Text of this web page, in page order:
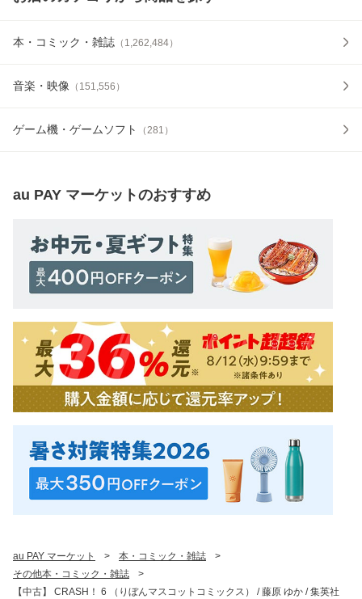
本・コミック・雑誌 （ 1,262,484）
音楽・映像 （ 151,556 ）
ゲーム機・ゲームソフト （281 ）
au PAY マーケットのおすすめ
au PAY マーケット > 本・コミック・雑誌
>
その他本・コミック・雑誌
>
【中古】 CRASH！ 6 （りぼんマスコットコミックス） / 藤原 ゆか / 集英社